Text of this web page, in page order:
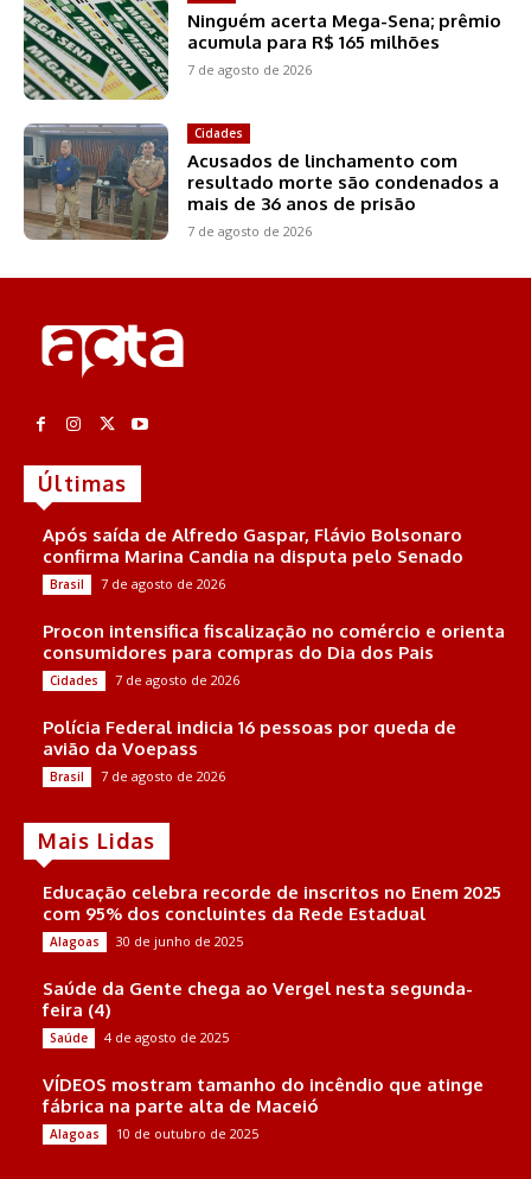
Ninguém acerta Mega-Sena; prêmio
acumula para R$ 165 milhões
7 de agosto de 2026
Cidades
Acusados de linchamento com
resultado morte são condenados a
mais de 36 anos de prisão
7 de agosto de 2026
Últimas
Após saída de Alfredo Gaspar, Flávio Bolsonaro
confirma Marina Candia na disputa pelo Senado
Brasil 7 de agosto de 2026
Procon intensifica fiscalização no comércio e orienta
consumidores para compras do Dia dos Pais
Cidades 7 de agosto de 2026
Polícia Federal indicia 16 pessoas por queda de
avião da Voepass
Brasil 7 de agosto de 2026
Mais Lidas
Educação celebra recorde de inscritos no Enem 2025
com 95% dos concluintes da Rede Estadual
Alagoas 30 de junho de 2025
Saúde da Gente chega ao Vergel nesta segunda-
feira (4)
Saúde 4 de agosto de 2025
VÍDEOS mostram tamanho do incêndio que atinge
fábrica na parte alta de Maceió
Alagoas 10 de outubro de 2025